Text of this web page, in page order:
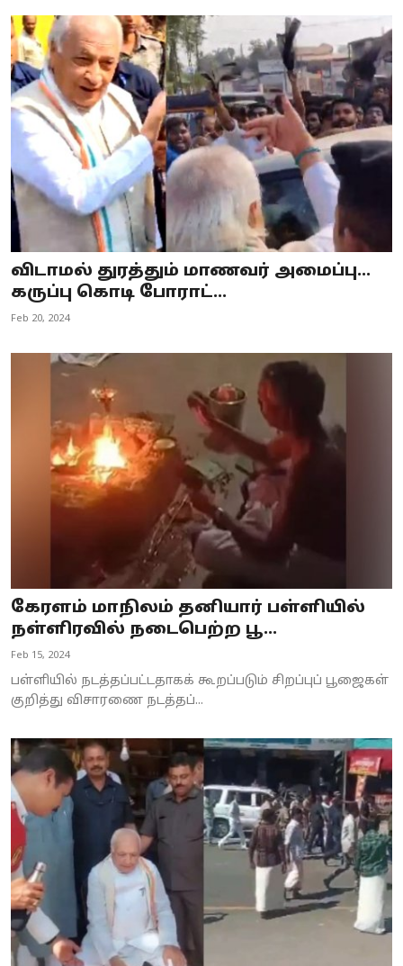
விடாமல் துரத்தும் மாணவர் அமைப்பு...
கருப்பு கொடி போராட்...
Feb 20, 2024
கேரளம் மாநிலம் தனியார் பள்ளியில்
நள்ளிரவில் நடைபெற்ற பூ...
Feb 15, 2024
பள்ளியில் நடத்தப்பட்டதாகக் கூறப்படும் சிறப்புப் பூஜைகள்
குறித்து விசாரணை நடத்தப்...